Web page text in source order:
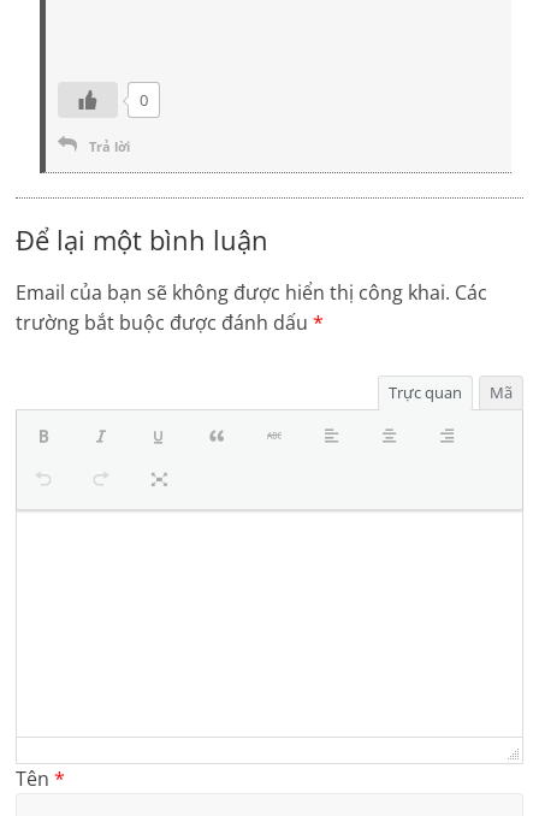
0
Trả lời
Để lại một bình luận
Email của bạn sẽ không được hiển thị công khai. Các
trường bắt buộc được đánh dấu*
Trực quan Mã
Tên*